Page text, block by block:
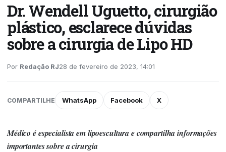
Dr. Wendell Uguetto, cirurgião
plástico, esclarece dúvidas
sobre a cirurgia de Lipo HD
Por Redação RJ28 de fevereiro de 2023, 14:01
COMPARTILHE WhatsApp Facebook X
Médico é especialista em lipoescultura e compartilha informações
importantes sobre a cirurgia